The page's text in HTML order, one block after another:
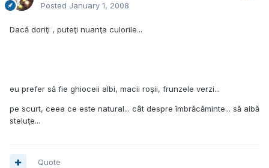
Posted January 1, 2008
Dacă doriţi , puteţi nuanţa culorile...
eu prefer să fie ghioceii albi, macii roşii, frunzele verzi...
pe scurt, ceea ce este natural... cât despre îmbrăcăminte... să aibă
steluţe...
Quote